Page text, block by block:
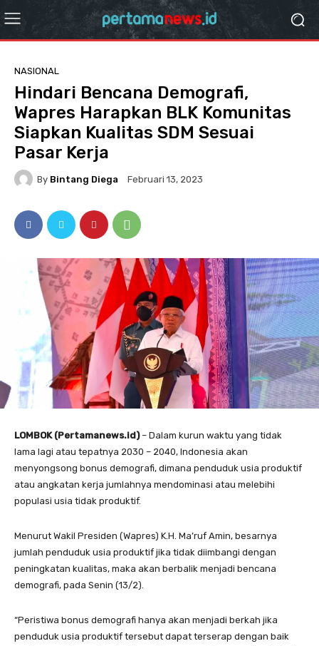
NASIONAL
Hindari Bencana Demografi,
Wapres Harapkan BLK Komunitas
Siapkan Kualitas SDM Sesuai
Pasar Kerja
By Bintang Diega Februari 13, 2023
LOMBOK (Pertamanews.id)– Dalam kurun waktu yang tidak
lama lagi atau tepatnya 2030 – 2040, Indonesia akan
menyongsong bonus demografi, dimana penduduk usia produktif
atau angkatan kerja jumlahnya mendominasi atau melebihi
populasi usia tidak produktif.
Menurut Wakil Presiden (Wapres) K.H. Ma’ruf Amin, besarnya
jumlah penduduk usia produktif jika tidak diimbangi dengan
peningkatan kualitas, maka akan berbalik menjadi bencana
demografi, pada Senin (13/2).
“Peristiwa bonus demografi hanya akan menjadi berkah jika
penduduk usia produktif tersebut dapat terserap dengan baik